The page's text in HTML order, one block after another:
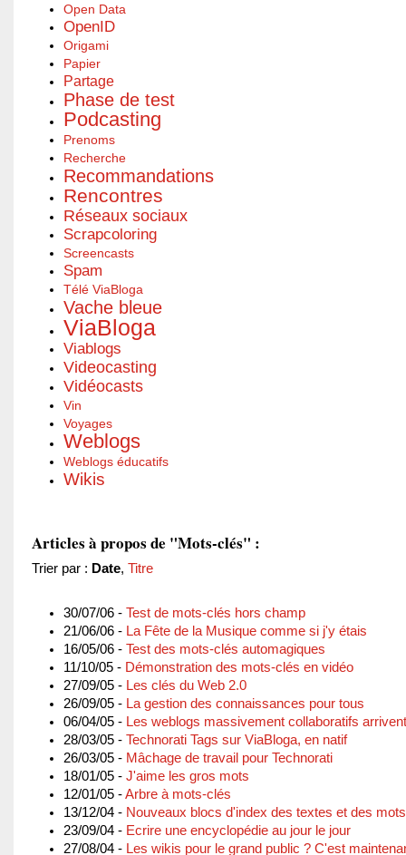
Open Data
OpenID
Origami
Papier
Partage
Phase de test
Podcasting
Prenoms
Recherche
Recommandations
Rencontres
Réseaux sociaux
Scrapcoloring
Screencasts
Spam
Télé ViaBloga
Vache bleue
ViaBloga
Viablogs
Videocasting
Vidéocasts
Vin
Voyages
Weblogs
Weblogs éducatifs
Wikis
Articles à propos de "Mots-clés" :
Trier par : Date, Titre
30/07/06 - Test de mots-clés hors champ
21/06/06 - La Fête de la Musique comme si j'y étais
16/05/06 - Test des mots-clés automagiques
11/10/05 - Démonstration des mots-clés en vidéo
27/09/05 - Les clés du Web 2.0
26/09/05 - La gestion des connaissances pour tous
06/04/05 - Les weblogs massivement collaboratifs
28/03/05 - Technorati Tags sur ViaBloga, en natif
26/03/05 - Mâchage de travail pour Technorati
18/01/05 - J'aime les gros mots
12/01/05 -Arbre à mots-clés
13/12/04 - Nouveaux blocs d'index des textes et des
23/09/04 - Ecrire une encyclopédie au jour le jour
27/08/04 - Les wikis pour le grand public ? C'est